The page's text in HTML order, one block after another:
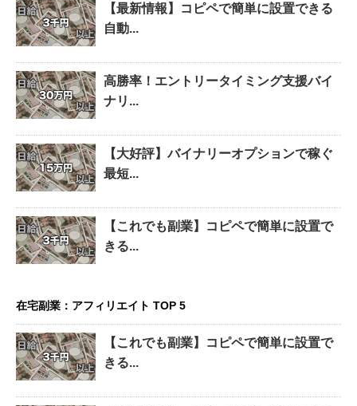
【最新情報】コピペで簡単に設置できる
自動...
高勝率！エントリータイミング支援バイ
ナリ...
【大好評】バイナリーオプションで稼ぐ
最短...
【これでも副業】コピペで簡単に設置で
きる...
在宅副業：アフィリエイト TOP 5
【これでも副業】コピペで簡単に設置で
きる...